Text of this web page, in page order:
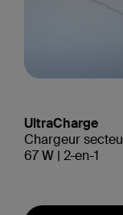
UltraCharge
Chargeur
67 W | 2-en-1